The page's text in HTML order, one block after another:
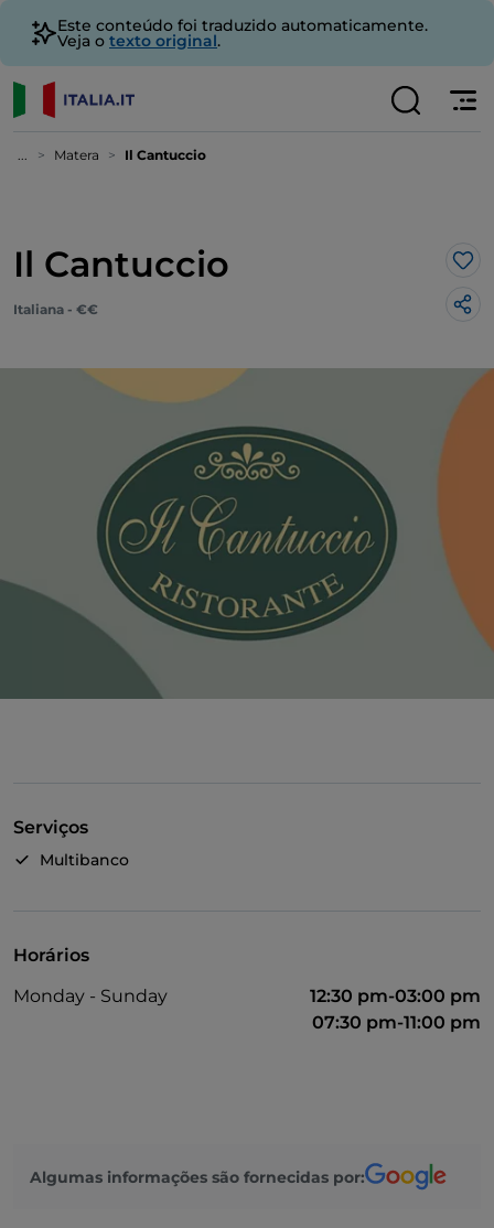
Este conteúdo foi traduzido automaticamente.
Veja o texto original.
... Matera Il Cantuccio
Il Cantuccio
Italiana - €€
Serviços
Multibanco
Horários
Monday - Sunday
12:30 pm-03:00 pm
07:30 pm-11:00 pm
Algumas informações são fornecidas por: